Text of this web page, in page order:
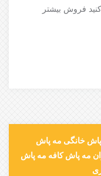
کنید فروش بیشتر
خانگی مه پاش
مه پاش کافه مه پاش